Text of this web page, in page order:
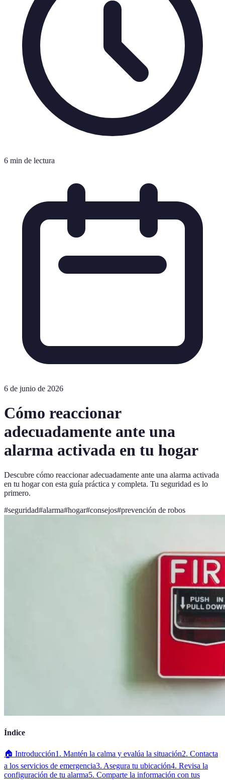
6 min de lectura
6 de junio de 2026
Cómo reaccionar
adecuadamente ante una
alarma activada en tu hogar
Descubre cómo reaccionar adecuadamente ante una alarma activada
en tu hogar con esta guía práctica y completa. Tu seguridad es lo
primero.
#seguridad#alarma#hogar#consejos#prevención de robos
Índice
🏠 Introducción1. Mantén la calma y evalúa la situación2. Contacta
a los servicios de emergencia3. Asegura tu ubicación4. Revisa la
configuración de tu alarma5. Comparte la información con tus